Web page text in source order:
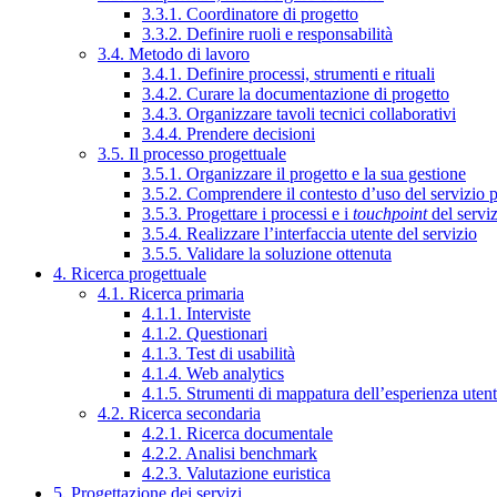
3.3.1. Coordinatore di progetto
3.3.2. Definire ruoli e responsabilità
3.4. Metodo di lavoro
3.4.1. Definire processi, strumenti e rituali
3.4.2. Curare la documentazione di progetto
3.4.3. Organizzare tavoli tecnici collaborativi
3.4.4. Prendere decisioni
3.5. Il processo progettuale
3.5.1. Organizzare il progetto e la sua gestione
3.5.2. Comprendere il contesto d’uso del servizio
3.5.3. Progettare i processi e i touchpointdel
3.5.4. Realizzare l’interfaccia utente del servizio
3.5.5. Validare la soluzione ottenuta
4. Ricerca progettuale
4.1. Ricerca primaria
4.1.1. Interviste
4.1.2. Questionari
4.1.3. Test di usabilità
4.1.4. Web analytics
4.1.5. Strumenti di mappatura dell’esperienza
4.2. Ricerca secondaria
4.2.1. Ricerca documentale
4.2.2. Analisi benchmark
4.2.3. Valutazione euristica
5. Progettazione dei servizi